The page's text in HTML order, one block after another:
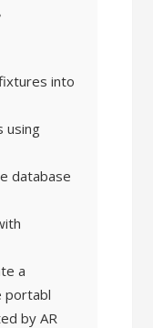
into
using
database
a
portabl
by AR